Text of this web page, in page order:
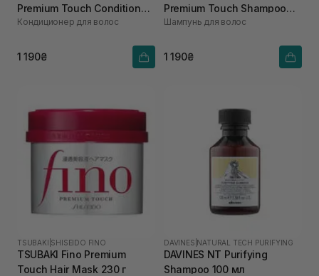
Premium Touch Conditioner
550 мл
Кондиционер для волос
1 190₴
Premium Touch Shampoo
550 мл
Шампунь для волос
1 190₴
TSUBAKI SHISEIDO FINO
TSUBAKI Fino Premium
Touch Hair Mask 230 г
DAVINES NATURAL TECH PURIFYING
DAVINES NT Purifying
Shampoo 100 мл